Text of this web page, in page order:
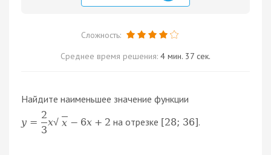
Сложность:
Среднее время решения: 4 мин. 37 сек.
Найдите наименьшее значение функции
y =
2
3
x√ x − 6x + 2 на отрезке [28; 36].